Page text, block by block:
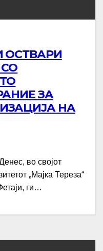
ОСТВАРИ
ЗА
НА
во својот
„Мајка Тереза“
ги…